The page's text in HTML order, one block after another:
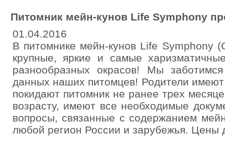
Питомник мейн-кунов Life Symphony
01.04.2016
В питомнике мейн-кунов Life Symphony
крупные, яркие и самые
разнообразных окрасов! Мы
данных наших питомцев! Родители
покидают питомник не ранее трех
возрасту, имеют все необходимые
вопросы, связанные с содержанием
любой регион России и зарубежья. Цены